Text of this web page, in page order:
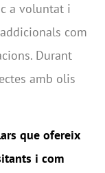
a voluntat i
com
Durant
amb olis
que ofereix
i com